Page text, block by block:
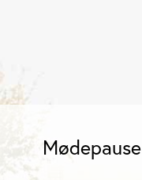
Mødepause